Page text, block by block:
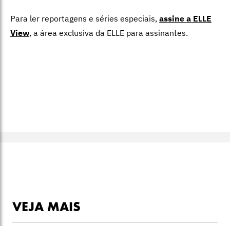
Para ler reportagens e séries especiais, assine a ELLE
View, a área exclusiva da ELLE para assinantes.
VEJA MAIS